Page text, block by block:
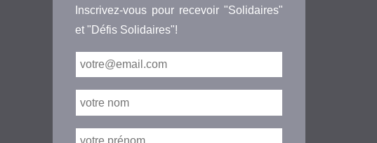
Inscrivez-vous pour recevoir "Solidaires"
et "Défis Solidaires"!